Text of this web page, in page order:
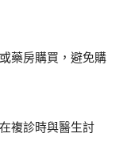
藥房購買，避免購
複診時與醫生討